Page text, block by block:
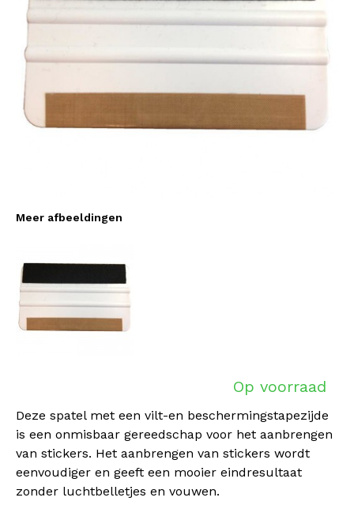
Meer afbeeldingen
Op voorraad
Deze spatel met een vilt-en beschermingstapezijde
is een onmisbaar gereedschap voor het aanbrengen
van stickers. Het aanbrengen van stickers wordt
eenvoudiger en geeft een mooier eindresultaat
zonder luchtbelletjes en vouwen.